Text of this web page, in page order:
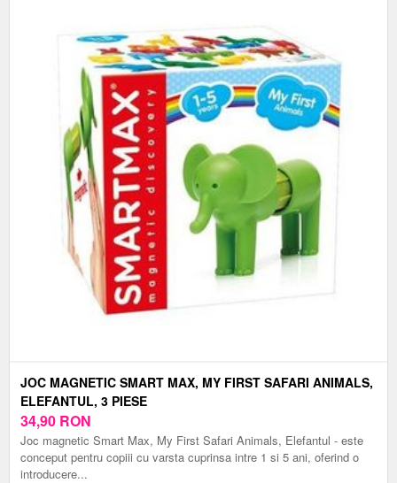
JOC MAGNETIC SMART MAX, MY FIRST SAFARI ANIMALS,
ELEFANTUL, 3 PIESE
34,90 RON
Joc magnetic Smart Max, My First Safari Animals, Elefantul - este
conceput pentru copiii cu varsta cuprinsa intre 1 si 5 ani, oferind o
introducere...